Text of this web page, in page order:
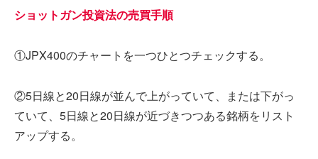
ショットガン投資法の売買手順
①JPX400のチャートを一つひとつチェックする。
②5日線と20日線が並んで上がっていて、または下がっ
ていて、5日線と20日線が近づきつつある銘柄をリスト
アップする。